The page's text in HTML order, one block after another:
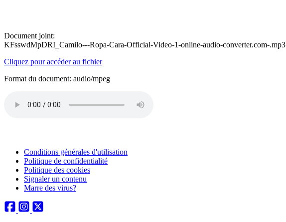
Document joint:
KFsswdMpDRI_Camilo---Ropa-Cara-Official-Video-1-online-audio-converter.com-.mp3
Cliquez pour accéder au fichier
Format du document: audio/mpeg
Conditions générales d'utilisation
Politique de confidentialité
Politique des cookies
Signaler un contenu
Marre des virus?